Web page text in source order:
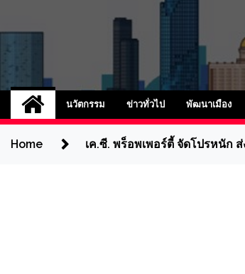
UCD
NEW
นวัตกรรม ข่าวทั่วไป พัฒนาเมือง
Home เค.ซี. พร็อพเพอร์ตี้ จัดโปรหนัก ส่